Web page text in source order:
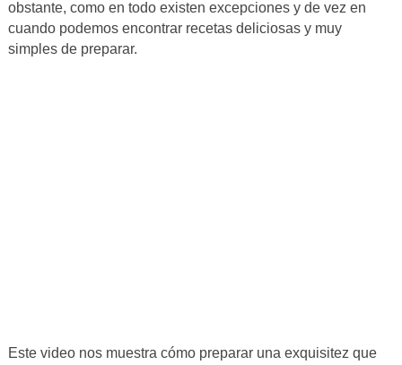
obstante, como en todo existen excepciones y de vez en
cuando podemos encontrar recetas deliciosas y muy
simples de preparar.
Este video nos muestra cómo preparar una exquisitez que